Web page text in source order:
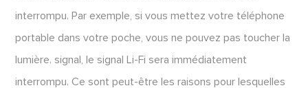
interrompu. Par exemple, si vous mettez votre téléphone
portable dans votre poche, vous ne pouvez pas toucher la
lumière. signal, le signal Li-Fi sera immédiatement
interrompu. Ce sont peut-être les raisons pour lesquelles